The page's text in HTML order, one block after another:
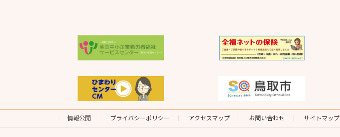
情報公開 プライバシーポリシー アクセスマップ お問い合わせ サイトマップ